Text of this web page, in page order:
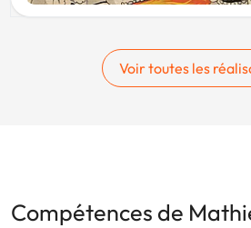
Voir toutes les
Compétences de